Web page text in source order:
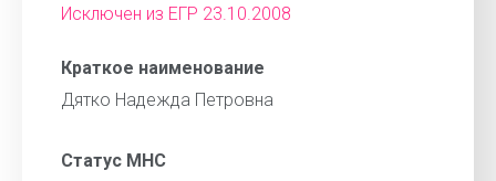
Исключен из ЕГР 23.10.2008
Краткое наименование
Дятко Надежда Петровна
Статус МНС